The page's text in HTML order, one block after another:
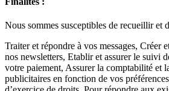
Nous sommes susceptibles de recueillir et
Traiter et répondre à vos messages,
nos newsletters, Etablir et assurer le suivi
votre paiement, Assurer la comptabilité et
publicitaires en fonction de vos